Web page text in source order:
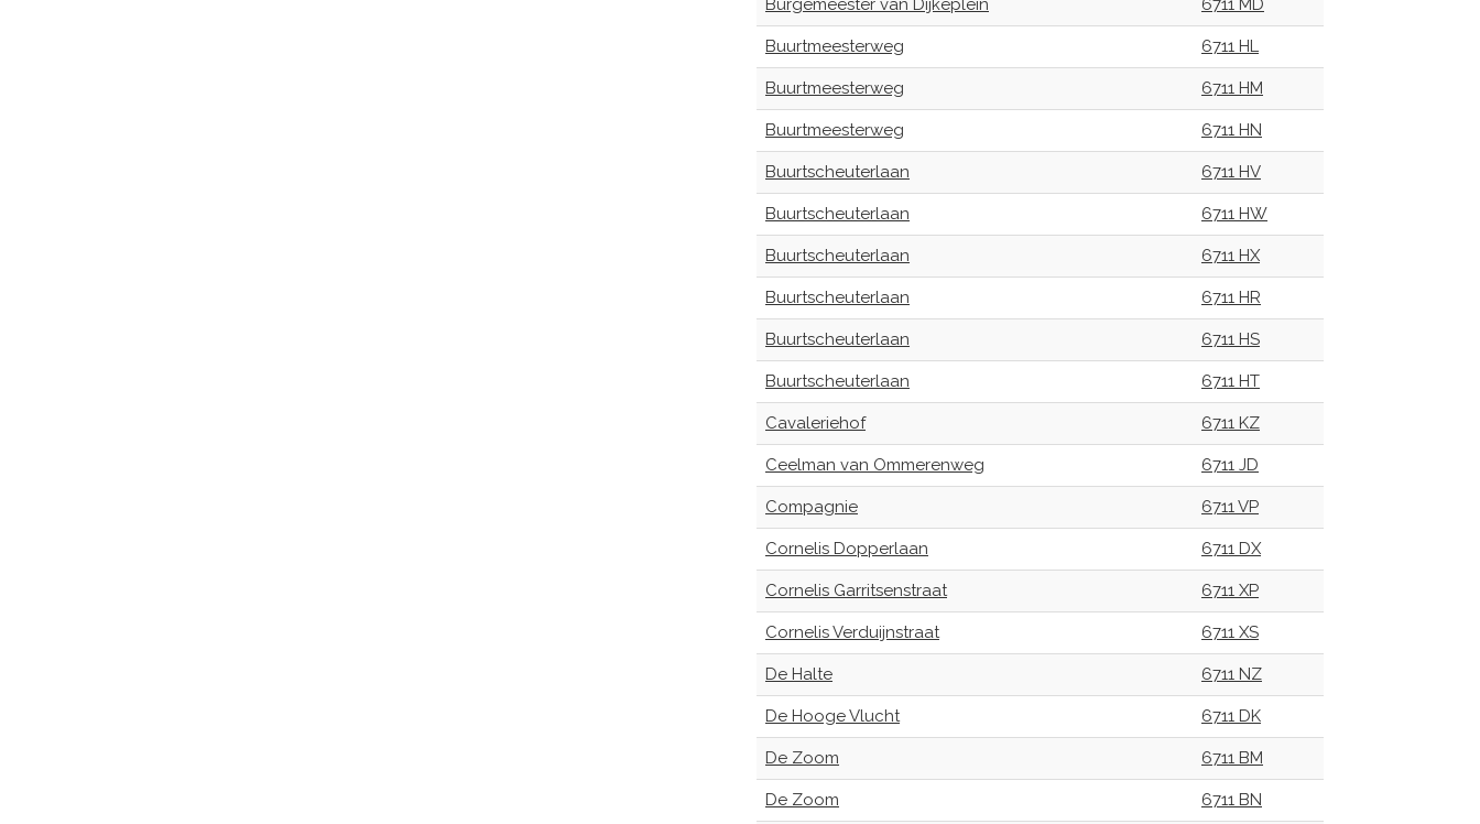
Burgemeester van Dijkeplein 6711 MD
Buurtmeesterweg 6711 HL
Buurtmeesterweg 6711 HM
Buurtmeesterweg 6711 HN
Buurtscheuterlaan 6711 HV
Buurtscheuterlaan 6711 HW
Buurtscheuterlaan 6711 HX
Buurtscheuterlaan 6711 HR
Buurtscheuterlaan 6711 HS
Buurtscheuterlaan 6711 HT
Cavaleriehof 6711 KZ
Ceelman van Ommerenweg 6711 JD
Compagnie 6711 VP
Cornelis Dopperlaan 6711 DX
Cornelis Garritsenstraat 6711 XP
Cornelis Verduijnstraat 6711 XS
De Halte 6711 NZ
De Hooge Vlucht 6711 DK
De Zoom 6711 BM
De Zoom 6711 BN